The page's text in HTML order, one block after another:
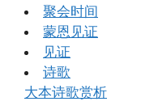
聚会时间
蒙恩见证
见证
诗歌
大本诗歌赏析